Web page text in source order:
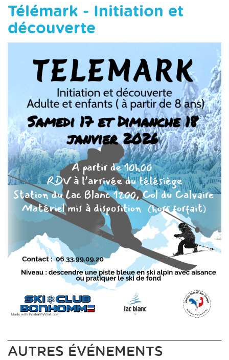
Télémark - Initiation et
découverte
AUTRES ÉVÉNEMENTS